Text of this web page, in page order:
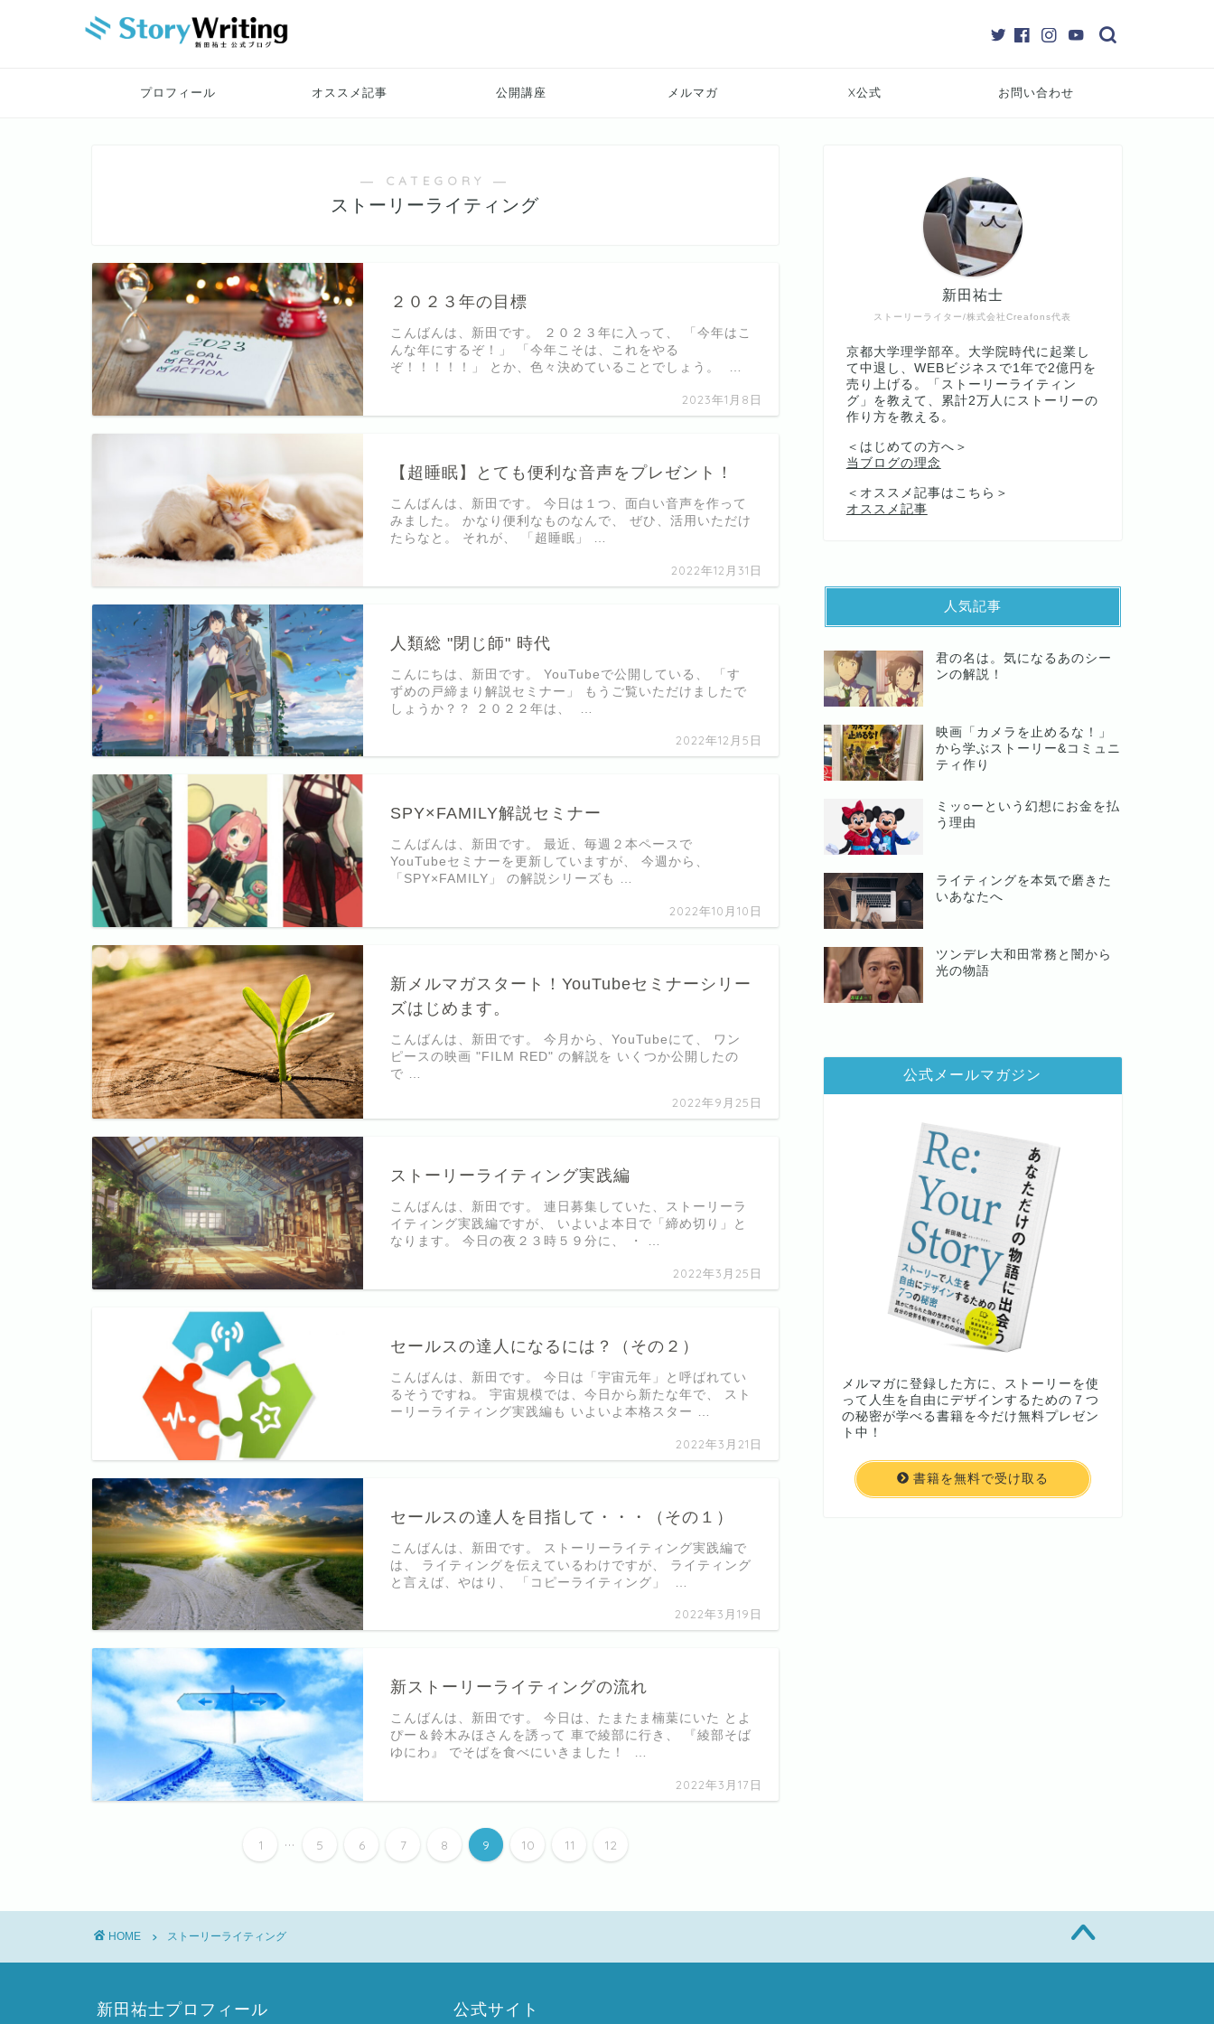
プロフィール オススメ記事 公開講座 メルマガ X公式 お問い合わせ
― CATEGORY ―
ストーリーライティング
２０２３年の目標
2023年1月8日
こんばんは、新田です。 ２０２３年に入って、 「今年はこ
んな年にするぞ！」 「今年こそは、これをやる
ぞ！！！！！」 とか、色々決めていることでしょう。 …
【超睡眠】とても便利な音声をプレゼント！
2022年12月31日
こんばんは、新田です。 今日は１つ、面白い音声を作って
みました。 かなり便利なものなんで、 ぜひ、活用いただけ
たらなと。 それが、 「超睡眠」 …
人類総 "閉じ師" 時代
2022年12月5日
こんにちは、新田です。 YouTubeで公開している、 「す
ずめの戸締まり解説セミナー」 もうご覧いただけましたで
しょうか？？ ２０２２年は、 …
SPY×FAMILY解説セミナー
2022年10月10日
こんばんは、新田です。 最近、毎週２本ペースで
YouTubeセミナーを更新していますが、 今週から、
「SPY×FAMILY」 の解説シリーズも …
新メルマガスタート！YouTubeセミナーシリー
ズはじめます。
2022年9月25日
こんばんは、新田です。 今月から、YouTubeにて、 ワン
ピースの映画 "FILM RED" の解説を いくつか公開したの
で …
ストーリーライティング実践編
2022年3月25日
こんばんは、新田です。 連日募集していた、ストーリーラ
イティング実践編ですが、 いよいよ本日で「締め切り」と
なります。 今日の夜２３時５９分に、 ・ …
セールスの達人になるには？（その２）
2022年3月21日
こんばんは、新田です。 今日は「宇宙元年」と呼ばれてい
るそうですね。 宇宙規模では、今日から新たな年で、 スト
ーリーライティング実践編も いよいよ本格スター …
セールスの達人を目指して・・・（その１）
2022年3月19日
こんばんは、新田です。 ストーリーライティング実践編で
は、 ライティングを伝えているわけですが、 ライティング
と言えば、やはり、 「コピーライティング」 …
新ストーリーライティングの流れ
2022年3月17日
こんばんは、新田です。 今日は、たまたま楠葉にいた とよ
ぴー＆鈴木みほさんを誘って 車で綾部に行き、 『綾部そば
ゆにわ』 でそばを食べにいきました！ …
1 ... 5 6 7 8 9 10 11 12
ストーリーライター/株式会社Creafons代表
新田祐士
京都大学理学部卒。大学院時代に起業し
て中退し、WEBビジネスで1年で2億円を
売り上げる。「ストーリーライティン
グ」を教えて、累計2万人にストーリーの
作り方を教える。
＜はじめての方へ＞
当ブログの理念
＜オススメ記事はこちら＞
オススメ記事
人気記事
君の名は。気になるあのシー
ンの解説！
映画「カメラを止めるな！」
から学ぶストーリー&コミュニ
ティ作り
ミッ○ーという幻想にお金を払
う理由
ライティングを本気で磨きた
いあなたへ
ツンデレ大和田常務と闇から
光の物語
公式メールマガジン
メルマガに登録した方に、ストーリーを使
って人生を自由にデザインするための７つ
の秘密が学べる書籍を今だけ無料プレゼン
ト中！
書籍を無料で受け取る
HOME ストーリーライティング
新田祐士プロフィール 公式サイト